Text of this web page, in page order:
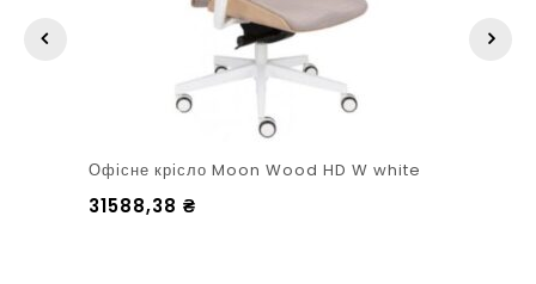
Офісне крісло Moon Wood HD W white
31588,38 ₴